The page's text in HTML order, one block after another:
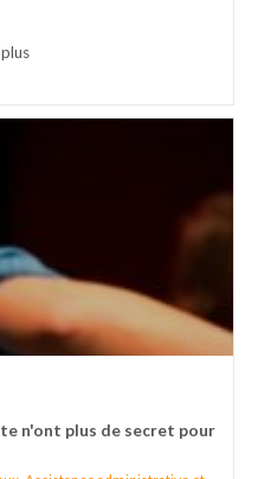
n'ont plus de secret pour